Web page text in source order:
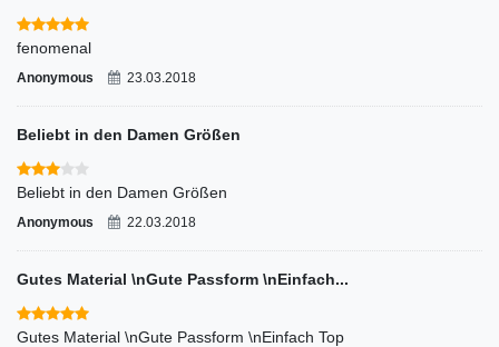
fenomenal
Anonymous 23.03.2018
Beliebt in den Damen Größen
Beliebt in den Damen Größen
Anonymous 22.03.2018
Gutes Material \nGute Passform \nEinfach...
Gutes Material \nGute Passform \nEinfach Top